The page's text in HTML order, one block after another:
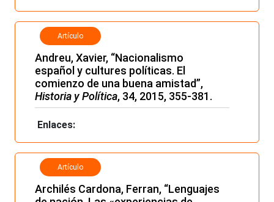
Artículo
Andreu, Xavier, “Nacionalismo
español y cultures políticas. El
comienzo de una buena amistad”,
Historia y Política, 34, 2015, 355-381.
Enlaces:
Artículo
Archilés Cardona, Ferran, “Lenguajes